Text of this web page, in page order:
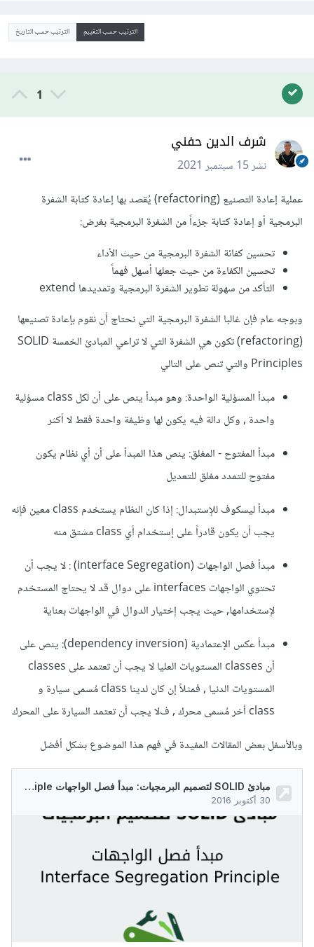
الترتيب حسب التقييم الترتيب حسب التاريخ
1
شرف الدين حفني
نشر15 سبتمبر 2021
عملية إعادة التصنيع (refactoring) يُقصد بها إعادة كتابة الشفرة
البرمجية أو إعادة كتابة جزءاً من الشفرة البرمجية بغرض:
تحسين كفائة الشفرة البرمجية من حيث الأداء
تحسين الكفاءة من حيث جعلها أسهل فهماً
التأكد من سهولة تطوير الشفرة البرمجية وتمديدها extend
وبوجه عام فإن غالبا الشفرة البرمجية التي نحتاج أن نقوم بإعادة تصنيعها
(refactoring) تكون هي الشفرة التي ﻻ تراعي المبادئ الخمسة SOLID
Principles والتي تنص على التالي
مبدأ المسؤلية الواحدة: وهو مبدأ ينص على أن لكل class مسؤلية
واحدة , وكل دالة فيه يكون لها وظيفة واحدة فقط ﻻ أكثر
مبدأ المفتوح - المغلق: ينص هذا المبدأ على أن أي نظام يكون
مفتوح للتمدد مغلق للتعديل
مبدأ ليسكوف للإستبدال: إذا كان النظام يستخدم class معين فإنه
يجب أن يكون قادراً على إستخدام أي class مشتق منه
مبدأ فصل الواجهات (interface Segregation) : ﻻ يجب أن
تحتوي الواجهات interfaces على دوال قد ﻻ يحتاج المستخدم
لإستخدامها, حيث يجب إختيار الدوال في الواجهات بعناية
مبدأ عكس الإعتمادية (dependency inversion): ينص على
أن classes المستويات العليا ﻻ يجب أن تعتمد على classes
المستويات الدنيا , فمثلاً إن كان لدينا class مُسمى سيارة و
class أخر مُسمى محرك , فﻻ يجب أن تعتمد السيارة على المحرك
وبالأسفل بعض المقالات المفيدة في فهم هذا الموضوع بشكل أفضل